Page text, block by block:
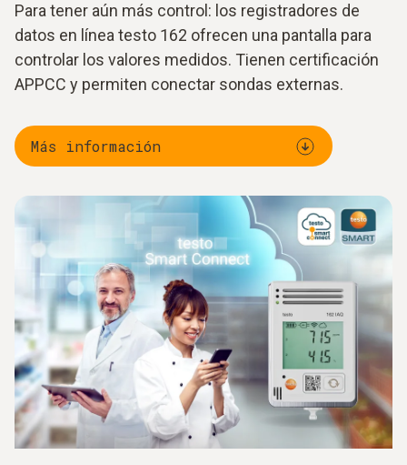
Para tener aún más control: los registradores de
datos en línea testo 162 ofrecen una pantalla para
controlar los valores medidos. Tienen certificación
APPCC y permiten conectar sondas externas.
Más información